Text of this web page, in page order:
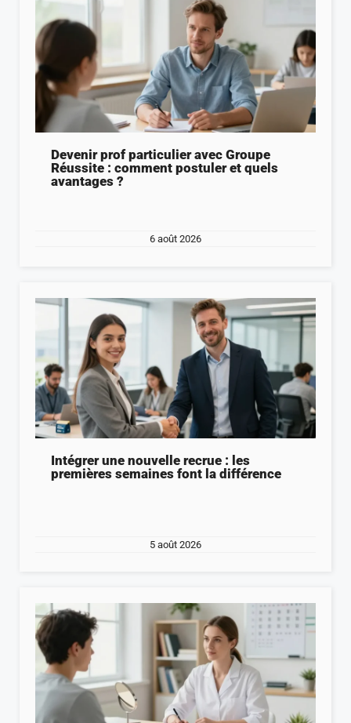
Devenir prof particulier avec Groupe
Réussite : comment postuler et quels
avantages ?
6 août 2026
Intégrer une nouvelle recrue : les
premières semaines font la différence
5 août 2026